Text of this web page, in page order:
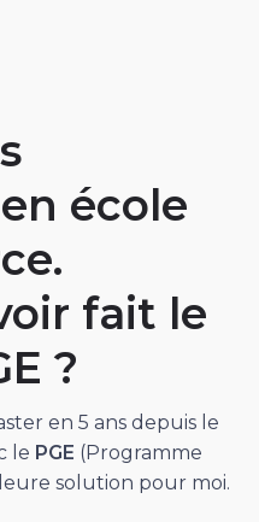
école
fait le
?
en 5 ans depuis le
le PGE (Programme
solution pour moi.